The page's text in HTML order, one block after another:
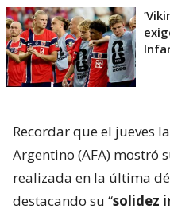
Recordar que el jueves
Argentino (AFA) mostró
realizada en la última
destacando su “solidez